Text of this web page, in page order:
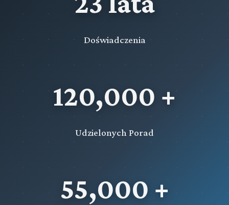
Doświadczenia
120,000 +
Udzielonych Porad
55,000 +